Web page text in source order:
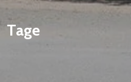
Tage